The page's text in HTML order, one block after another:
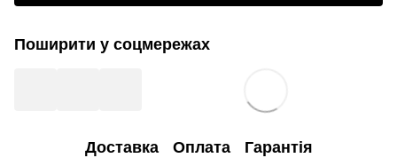
Поширити у соцмережах
Доставка Оплата Гарантія